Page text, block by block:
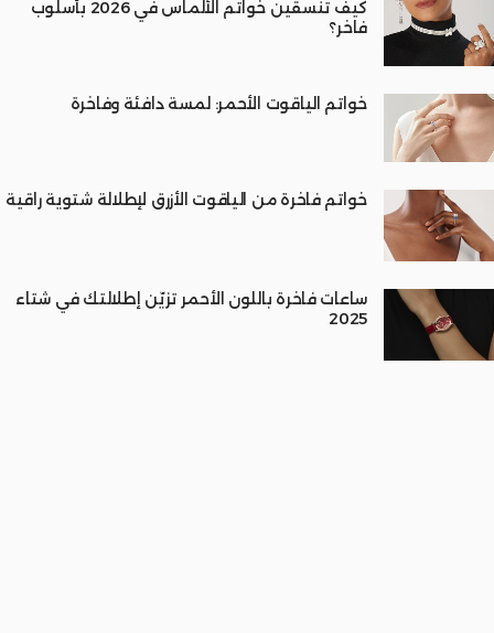
كيف تنسقين خواتم الألماس في 2026 بأسلوب
فاخر؟
خواتم الياقوت الأحمر: لمسة دافئة وفاخرة
خواتم فاخرة من الياقوت الأزرق لإطلالة شتوية راقية
ساعات فاخرة باللون الأحمر تزيّن إطلالتك في شتاء
2025